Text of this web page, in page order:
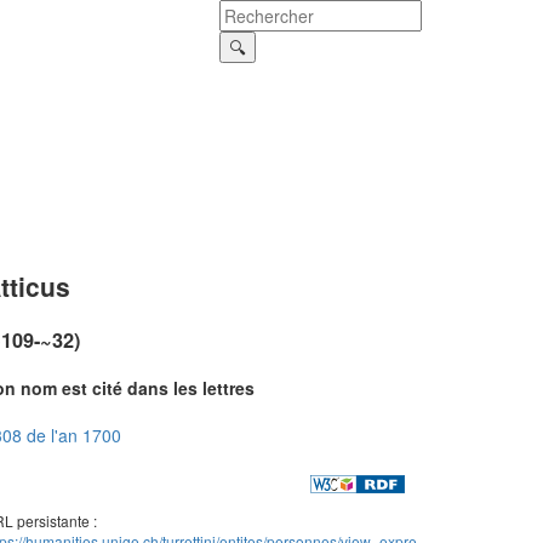
~32)
nom est cité dans les lettres
de l'an 1700
persistante :